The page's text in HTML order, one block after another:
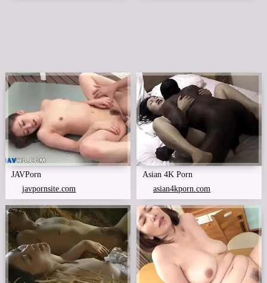
JAVPorn
javpornsite.com
Asian 4K Porn
asian4kporn.com